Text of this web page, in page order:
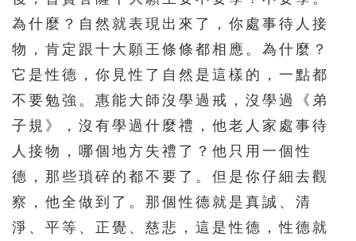
為什麼？自然就表現出來了，你處事待人接
物，肯定跟十大願王條條都相應。為什麼？
它是性德，你見性了自然是這樣的，一點都
不要勉強。惠能大師沒學過戒，沒學過《弟
子規》，沒有學過什麼禮，他老人家處事待
人接物，哪個地方失禮了？他只用一個性
德，那些瑣碎的都不要了。但是你仔細去觀
察，他全做到了。那個性德就是真誠、清
淨、平等、正覺、慈悲，這是性德，性德就